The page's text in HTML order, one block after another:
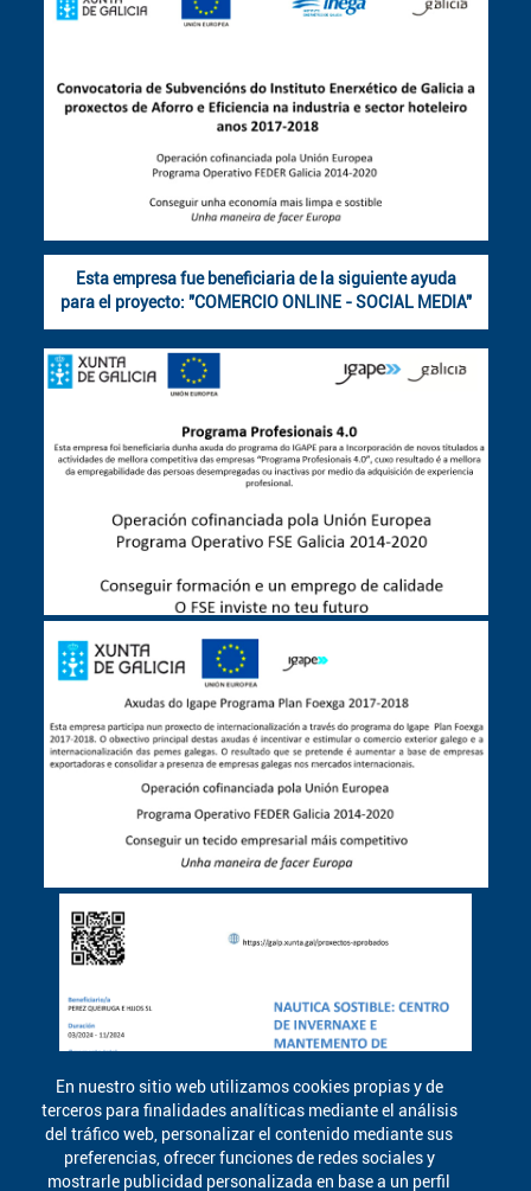
En nuestro sitio web utilizamos cookies propias y de
terceros para finalidades analíticas mediante el análisis
del tráfico web, personalizar el contenido mediante sus
preferencias, ofrecer funciones de redes sociales y
mostrarle publicidad personalizada en base a un perfil
Esta empresa fue beneficiaria de la siguiente ayuda
para el proyecto: "COMERCIO ONLINE - SOCIAL MEDIA"